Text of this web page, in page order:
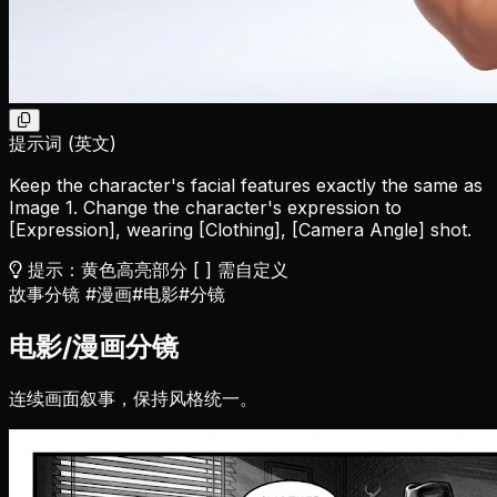
提示词 (英文)
Keep the character's facial features exactly the same as
Image 1. Change the character's expression to
[Expression] , wearing [Clothing] , [Camera Angle] shot.
提示：黄色高亮部分 [ ] 需自定义
故事分镜 #漫画#电影#分镜
电影/漫画分镜
连续画面叙事，保持风格统一。